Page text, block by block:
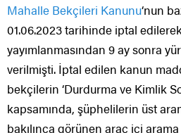
Mahalle Bekçileri Kanunu‘nun
01.06.2023 tarihinde iptal
yayımlanmasından 9 ay sonra
verilmişti. İptal edilen kanun
bekçilerin ‘Durdurma ve Kimlik
kapsamında, şüphelilerin üst
bakılınca görünen araç içi